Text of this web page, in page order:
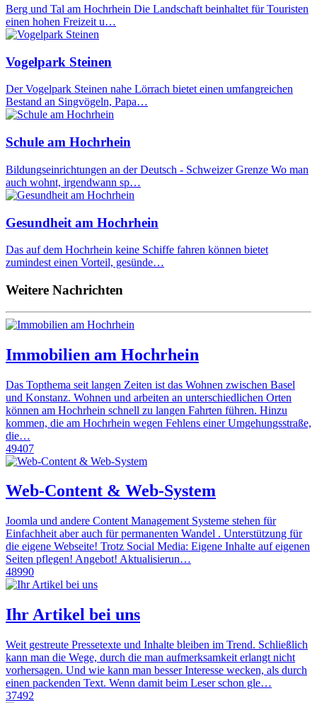
Berg und Tal am Hochrhein Die Landschaft beinhaltet für Touristen
einen hohen Freizeit u…
Vogelpark Steinen
Der Vogelpark Steinen nahe Lörrach bietet einen umfangreichen
Bestand an Singvögeln, Papa…
Schule am Hochrhein
Bildungseinrichtungen an der Deutsch - Schweizer Grenze Wo man
auch wohnt, irgendwann sp…
Gesundheit am Hochrhein
Das auf dem Hochrhein keine Schiffe fahren können bietet
zumindest einen Vorteil, gesünde…
Weitere Nachrichten
Immobilien am Hochrhein
Das Topthema seit langen Zeiten ist das Wohnen zwischen Basel
und Konstanz. Wohnen und arbeiten an unterschiedlichen Orten
können am Hochrhein schnell zu langen Fahrten führen. Hinzu
kommen, die am Hochrhein wegen Fehlens einer Umgehungsstraße,
die…
49407
Web-Content & Web-System
Joomla und andere Content Management Systeme stehen für
Einfachheit aber auch für permanenten Wandel . Unterstützung für
die eigene Webseite! Trotz Social Media: Eigene Inhalte auf eigenen
Seiten pflegen! Angebot! Aktualisierun…
48990
Ihr Artikel bei uns
Weit gestreute Pressetexte und Inhalte bleiben im Trend. Schließlich
kann man die Wege, durch die man aufmerksamkeit erlangt nicht
vorhersagen. Und wie kann man besser Interesse wecken, als durch
einen packenden Text. Wenn damit beim Leser schon gle…
37492